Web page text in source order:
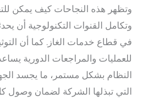
وتظهر هذه النجاحات كيف يمكن
وتكامل القنوات التكنولوجية أن
في قطاع خدمات الغاز. كما أن
للعمليات والمراجعات الدورية
النظام بشكل مستمر، ما يجسد
التي تبذلها الشركة لضمان وصول